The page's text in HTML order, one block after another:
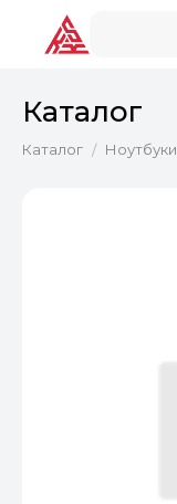
Каталог
Каталог / Ноутбуки